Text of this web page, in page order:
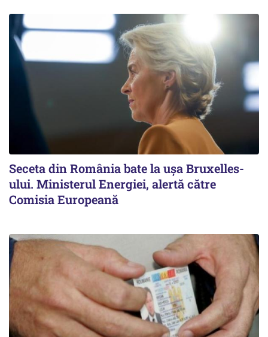
Seceta din România bate la ușa Bruxelles-
ului. Ministerul Energiei, alertă către
Comisia Europeană